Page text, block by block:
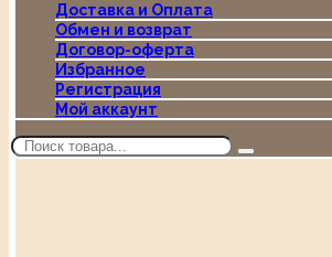
Доставка и Оплата
Обмен и возврат
Договор-оферта
Избранное
Регистрация
Мой аккаунт